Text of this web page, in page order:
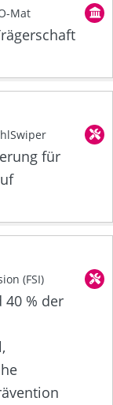
Mat
für
(FSI)
40 % der